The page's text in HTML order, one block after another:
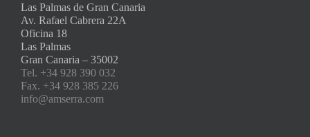
Las Palmas de Gran Canaria
Av. Rafael Cabrera 22A
Oficina 18
Las Palmas
Gran Canaria – 35002
Tel. +34 928 390 032
Fax. +34 928 385 226
info@amserra.com